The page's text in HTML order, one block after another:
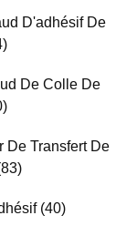
D'adhésif De
De Colle De
De Transfert De
(40)